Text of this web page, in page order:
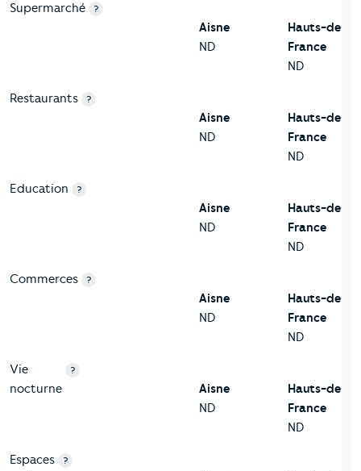
Supermarché ?
Aisne
ND
Hauts-de-
France
ND
Restaurants ?
Aisne
ND
Hauts-de-
France
ND
Education ?
Aisne
ND
Hauts-de-
France
ND
Commerces ?
Aisne
ND
Hauts-de-
France
ND
Vie
nocturne
?
Aisne
ND
Hauts-de-
France
ND
Espaces
?